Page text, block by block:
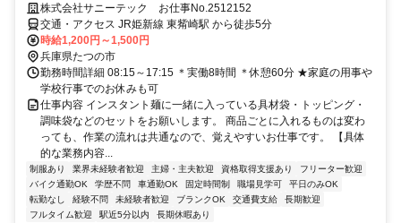
株式会社サニーテック お仕事No.2512152
交通・アクセス JR姫新線 東觜崎駅 から徒歩5分
時給1,200円～1,500円
兵庫県たつの市
勤務時間詳細 08:15～17:15 ＊実働8時間 ＊休憩60分 ★家庭の用事や
学校行事でのお休みも可
仕事内容 インスタント麺に一緒に入っている具材袋・トッピング・
調味袋などのセットをお願いします。 商品ごとに入れるものは変わ
っても、作業の流れは共通なので、覚えやすいお仕事です。 【具体
的な業務内容...
制服あり 業界未経験者歓迎 主婦・主夫歓迎 資格取得支援あり
フリーター歓迎
バイク通勤OK
学歴不問 車通勤OK 固定時間制 職場見学可
平日のみOK
転勤なし
経験不問 未経験者歓迎 ブランクOK 交通費支給
長期歓迎
フルタイム歓迎
駅近5分以内 長期休暇あり